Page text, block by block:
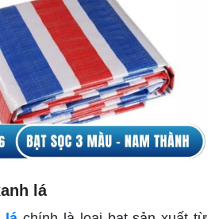
lá